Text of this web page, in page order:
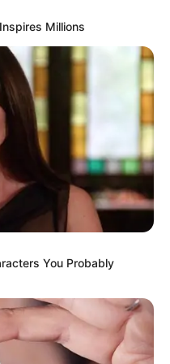
EPS
noticias que le
bien informado, por
de Alerta.
Millions
You Probably